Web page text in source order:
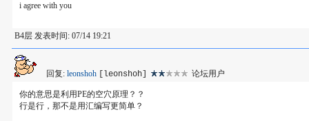
i agree with you
B4层 发表时间: 07/14 19:21
回复: leonshoh [leonshoh] 论坛用户
你的意思是利用PE的空穴原理？？
行是行，那不是用汇编写更简单？